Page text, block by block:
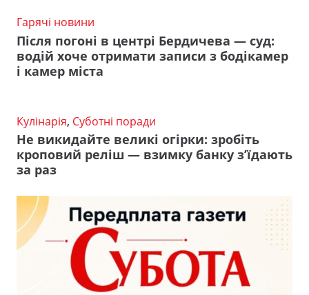
Гарячі новини
Після погоні в центрі Бердичева — суд:
водій хоче отримати записи з бодікамер
і камер міста
Кулінарія, Суботні поради
Не викидайте великі огірки: зробіть
кроповий реліш — взимку банку з’їдають
за раз